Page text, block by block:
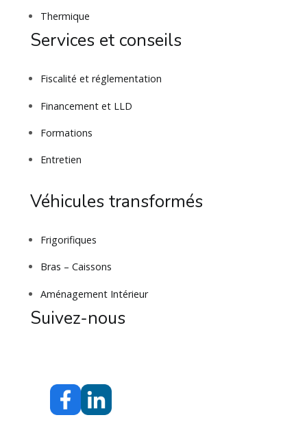
Thermique
Services et conseils
Fiscalité et réglementation
Financement et LLD
Formations
Entretien
Véhicules transformés
Frigorifiques
Bras – Caissons
Aménagement Intérieur
Suivez-nous